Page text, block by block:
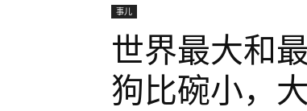
事儿
世界最大和
狗比碗小，